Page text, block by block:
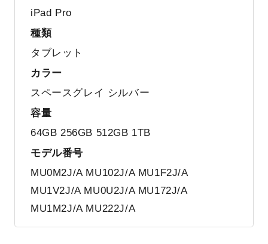
iPad Pro
種類
タブレット
カラー
スペースグレイ シルバー
容量
64GB 256GB 512GB 1TB
モデル番号
MU0M2J/A MU102J/A MU1F2J/A
MU1V2J/A MU0U2J/A MU172J/A
MU1M2J/A MU222J/A